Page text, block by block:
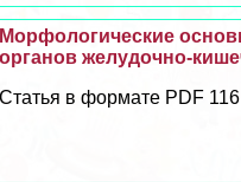
Морфологические
органов желудочно-
Статья в формате PDF